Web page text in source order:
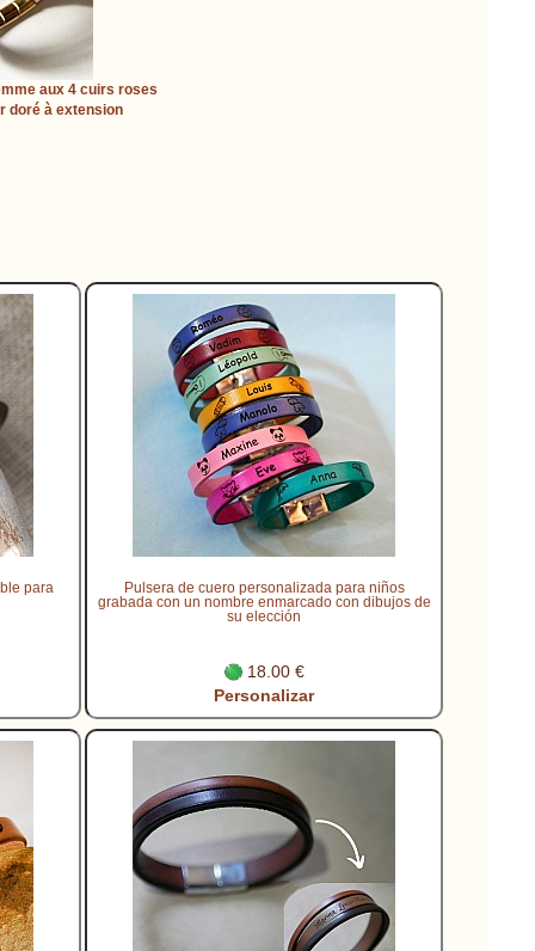
aux 4 cuirs roses
doré à extension
para
Pulsera de cuero personalizada para niños
grabada con un nombre enmarcado con dibujos de
su elección
18.00 €
Personalizar